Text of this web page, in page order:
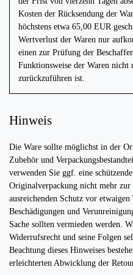
Kosten der Rücksendung der
höchstens etwa 65,00 EUR
Wertverlust der Waren nur
einen zur Prüfung der
Funktionsweise der Waren
zurückzuführen ist.
Hinweis
Die Ware sollte möglichst in der
Zubehör und
verwenden Sie ggf. eine
Originalverpackung nicht mehr zur
ausreichenden Schutz vor etwaigen
Beschädigungen und
Sache sollten vermieden werden.
Widerrufsrecht und seine Folgen
Beachtung dieses Hinweises
erleichterten Abwicklung der